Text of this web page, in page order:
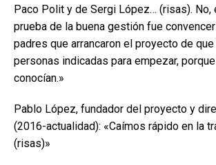
Paco Polit y de Sergi López… (risas). No,
prueba de la buena gestión fue
padres que arrancaron el proyecto de
personas indicadas para empezar,
conocían.»
Pablo López, fundador del proyecto y
(2016-actualidad): «Caímos rápido en la
(risas)»